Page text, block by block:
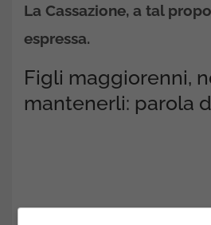
La Cassazione, a tal
espressa.
Figli maggiorenni,
mantenerli: parola